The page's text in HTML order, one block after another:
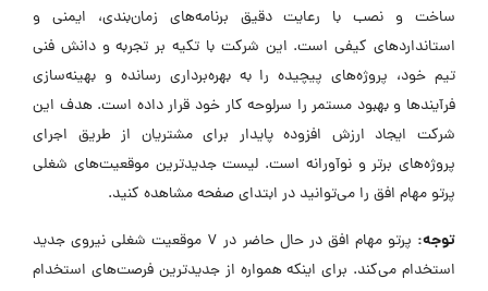
ساخت و نصب با رعایت دقیق برنامه‌های زمان‌بندی، ایمنی و
استانداردهای کیفی است. این شرکت با تکیه بر تجربه و دانش فنی
تیم خود، پروژه‌های پیچیده را به بهره‌برداری رسانده و بهینه‌سازی
فرآیندها و بهبود مستمر را سرلوحه کار خود قرار داده است. هدف این
شرکت ایجاد ارزش افزوده پایدار برای مشتریان از طریق اجرای
پروژه‌های برتر و نوآورانه است. لیست جدیدترین موقعیت‌های شغلی
پرتو مهام افق را می‌توانید در ابتدای صفحه مشاهده کنید.
توجه:
پرتو مهام افق در حال حاضر در ۷ موقعیت شغلی نیروی جدید
استخدام می‌کند. برای اینکه همواره از جدیدترین فرصت‌های استخدام